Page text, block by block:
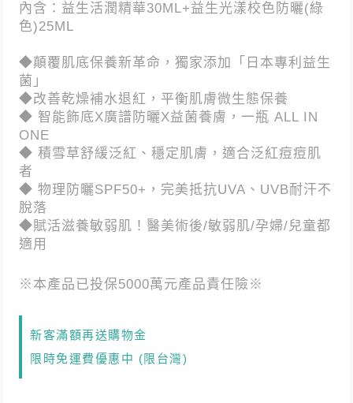
內含：益生活潤精華30ML+益生光漾校色防曬(綠
色)25ML
◆顛覆肌底保養新革命，獨家添加「日本專利益生
菌」
◆改善乾燥補水退紅，平衡肌膚微生態保養
◆ 智能飾底X廣譜防曬X益菌養膚，一瓶 ALL IN
ONE
◆ 積雪草舒緩泛紅、穩定肌膚，適合泛紅痘痘肌
者
◆ 物理防曬SPF50+，完美抵抗UVA、UVB耐汗不
脫落
◆賦活滋養敏弱肌！醫美術後/敏弱肌/孕婦/兒童都
適用
※本產品已投保5000萬元產品責任險※
新客滿額再送購物金
限時免運費優惠中 (限台灣)